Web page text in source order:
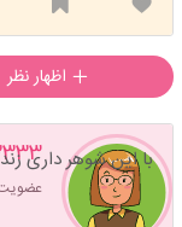
عضویت: 1401/
با این شوهر داری